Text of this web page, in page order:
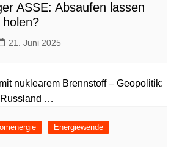
ASSE: Absaufen lassen
21. Juni 2025
Energiewende